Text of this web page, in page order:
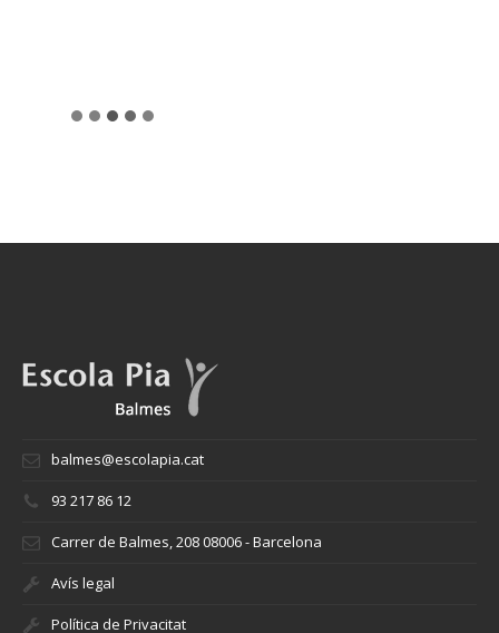
balmes@escolapia.cat
93 217 86 12
Carrer de Balmes, 208 08006 - Barcelona
Avís legal
Política de Privacitat